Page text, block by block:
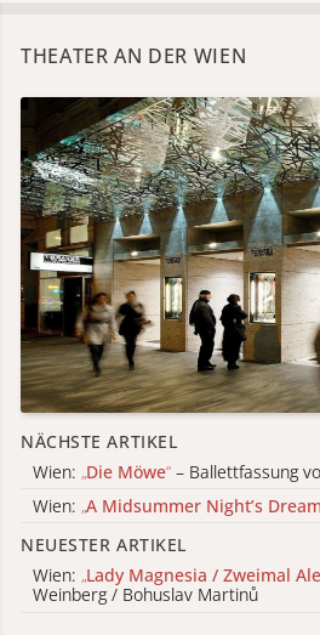
THEATER AN DER WIEN
NÄCHSTE ARTIKEL
Wien: „Die Möwe“ – Ballettfassung
Wien: „A Midsummer Night’s Dream
NEUESTER ARTIKEL
Wien: „Lady Magnesia / Zweimal
Weinberg / Bohuslav Martinů